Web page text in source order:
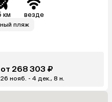
км везде
пляж
от 268 303 ₽
26 нояб. - 4 дек., 8 н.